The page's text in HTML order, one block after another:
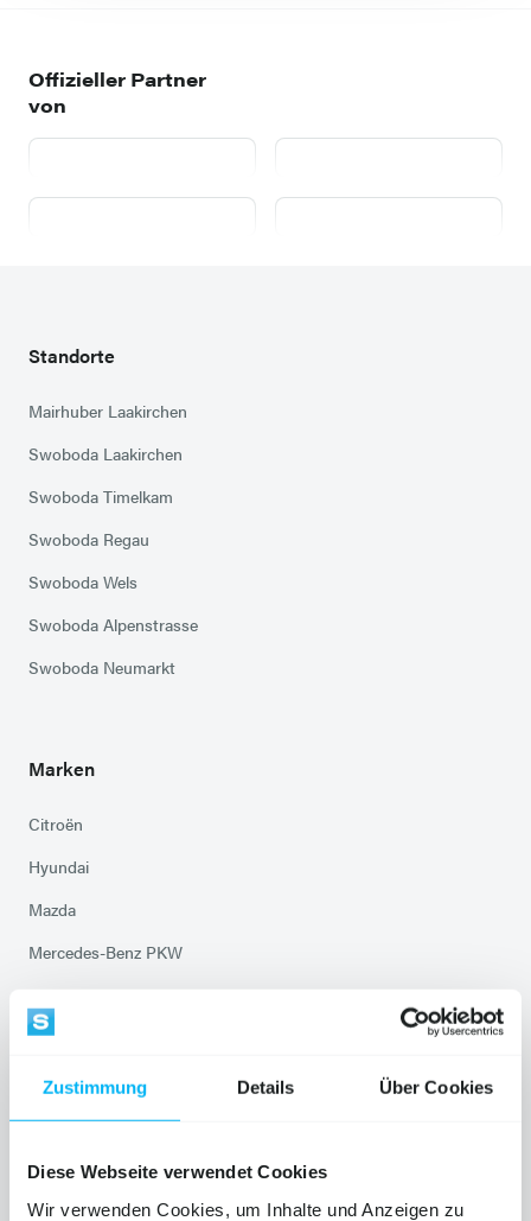
Zustimmung Details Über Cookies
Diese Webseite verwendet Cookies
Wir verwenden Cookies, um Inhalte und Anzeigen zu
Offizieller Partner
von
Standorte
Mairhuber Laakirchen
Swoboda Laakirchen
Swoboda Timelkam
Swoboda Regau
Swoboda Wels
Swoboda Alpenstrasse
Swoboda Neumarkt
Marken
Citroën
Hyundai
Mazda
Mercedes-Benz PKW
Mitsubishi Service
Opel
Peugeot
Chevrolet Service
Saab Service